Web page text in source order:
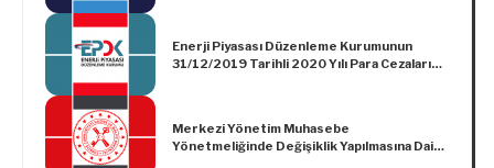
Enerji Piyasası Düzenleme Kurumunun
31/12/2019 Tarihli 2020 Yılı Para Cezaları
Merkezi Yönetim Muhasebe
Yönetmeliğinde Değişiklik Yapılmasına Dair